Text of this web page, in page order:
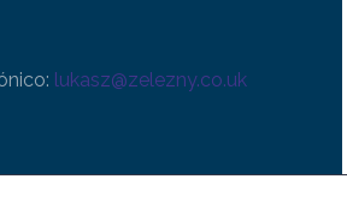
lukasz@zelezny.co.uk